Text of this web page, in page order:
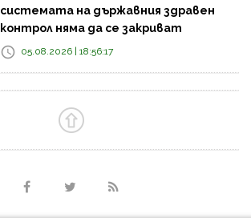
системата на държавния здравен
контрол няма да се закриват
05.08.2026 | 18:56:17